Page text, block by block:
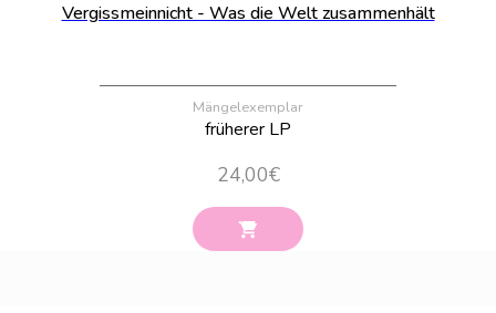
Vergissmeinnicht - Was die Welt zusammenhält
Mängelexemplar
früherer LP
24,00€